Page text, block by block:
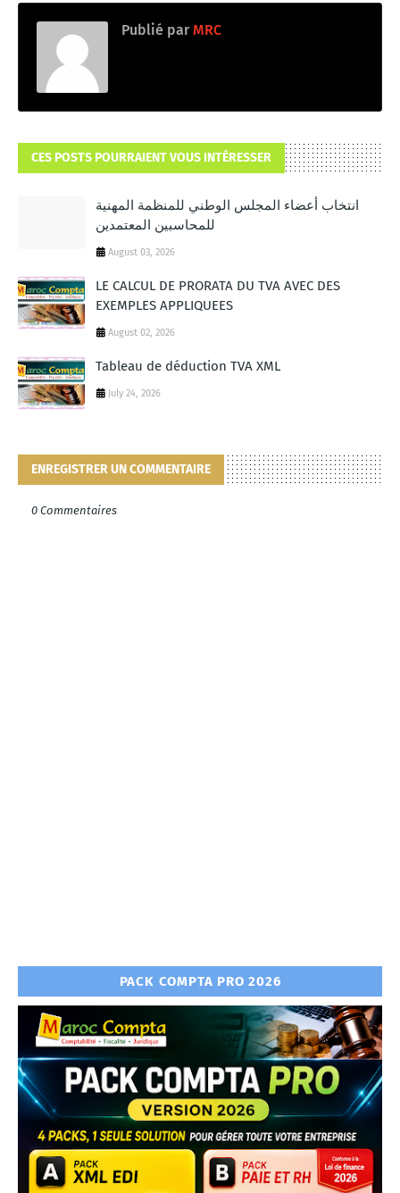
Publié par MRC
CES POSTS POURRAIENT VOUS INTÉRESSER
انتخاب أعضاء المجلس الوطني للمنظمة المهنية
للمحاسبين المعتمدين
August 03, 2026
LE CALCUL DE PRORATA DU TVA AVEC DES
EXEMPLES APPLIQUEES
August 02, 2026
Tableau de déduction TVA XML
July 24, 2026
ENREGISTRER UN COMMENTAIRE
0 Commentaires
PACK COMPTA PRO 2026